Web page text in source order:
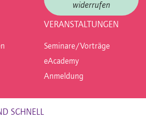
widerrufen
VERANSTALTUNGEN
Seminare/Vorträge
eAcademy
Anmeldung
SCHNELL